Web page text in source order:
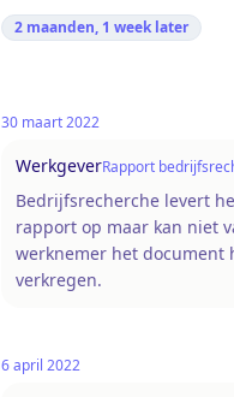
2 maanden, 1 week later
30 maart 2022
WerkgeverRapport
Bedrijfsrecherche levert
rapport op maar kan niet
werknemer het document
verkregen.
6 april 2022